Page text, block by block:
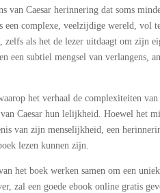
van Caesar herinnering dat soms
een complexe, veelzijdige wereld, vol
als het de lezer uitdaagt om zijn
een subtiel mengsel van verlangens,
het verhaal de complexiteiten
Caesar hun lelijkheid. Hoewel het
van zijn menselijkheid, een
lezen kunnen zijn.
het boek werken samen om een
zal een goede ebook online gratis